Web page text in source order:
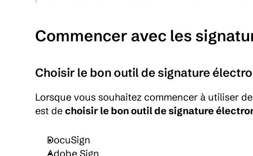
Commencer avec les
Choisir le bon outil de signature
Lorsque vous souhaitez commencer à utiliser
est de choisir le bon outil de signature
DocuSign
Adobe Sign